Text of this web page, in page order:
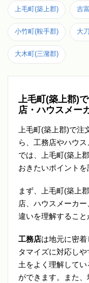
上毛町(築上郡) 吉
小竹町(鞍手郡) 大
大木町(三潴郡)
上毛町(築上郡)
店・ハウスメー
上毛町(築上郡)で
ら、工務店やハウ
では、上毛町(築上
おきたいポイントを
まず、上毛町(築上
店、ハウスメーカ
違いを理解すること
工務店は地元に密
タマイズに対応し
土をよく理解して
ができます。また